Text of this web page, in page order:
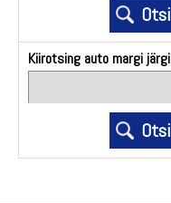
Kiirotsing auto margi järgi